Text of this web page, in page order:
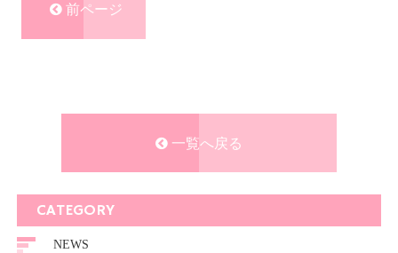
前ページ
一覧へ戻る
CATEGORY
NEWS